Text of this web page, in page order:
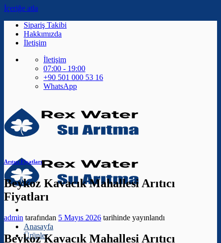
İçeriğe atla
Sipariş Takibi
Hakkımızda
İletişim
İletişim
07:00 - 19:00
+90 501 000 53 16
WhatsApp
Anasayfa
Ürünler
Arıtıcı Fiyatları
Beykoz Kavacık Mahallesi Arıtıcı
Fiyatları
admin tarafından 5 Mayıs 2026 tarihinde yayınlandı
Beykoz Kavacık Mahallesi Arıtıcı